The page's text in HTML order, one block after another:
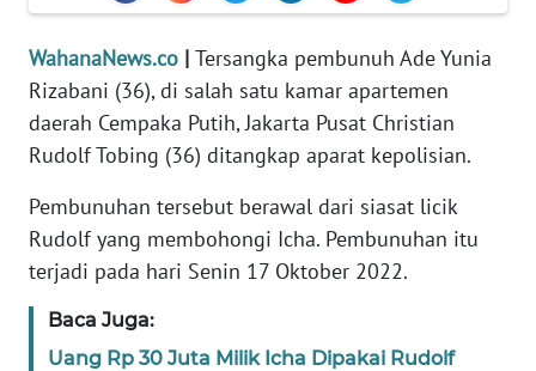
WahanaNews.co | Tersangka pembunuh Ade Yunia
Rizabani (36), di salah satu kamar apartemen
daerah Cempaka Putih, Jakarta Pusat Christian
Rudolf Tobing (36) ditangkap aparat kepolisian.
Pembunuhan tersebut berawal dari siasat licik
Rudolf yang membohongi Icha. Pembunuhan itu
terjadi pada hari Senin 17 Oktober 2022.
Baca Juga:
Uang Rp 30 Juta Milik Icha Dipakai Rudolf
OPINI
EDITORIAL
INDEKS
BERITA
KONTAK
KAMI